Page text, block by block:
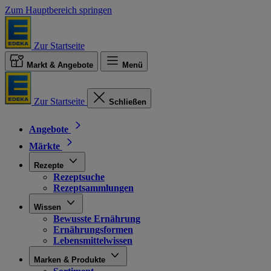
Zum Hauptbereich springen
Zur Startseite
Markt & Angebote Menü
Zur Startseite Schließen
Angebote
Märkte
Rezepte
Rezeptsuche
Rezeptsammlungen
Wissen
Bewusste Ernährung
Ernährungsformen
Lebensmittelwissen
Marken & Produkte